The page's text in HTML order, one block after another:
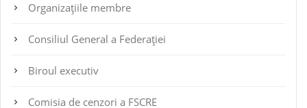
Organizațiile membre
Consiliul General a Federației
Biroul executiv
Comisia de cenzori a FSCRE